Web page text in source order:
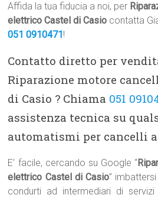
Affida la tua fiducia a noi, per
elettrico Castel di Casio contatta
051 0910471 !
Contatto diretto per
Riparazione motore
di Casio ? Chiama 051
assistenza tecnica su
automatismi per cancelli a
E’ facile, cercando su Google “
elettrico Castel di Casio”
condurti ad intermediari di servizi